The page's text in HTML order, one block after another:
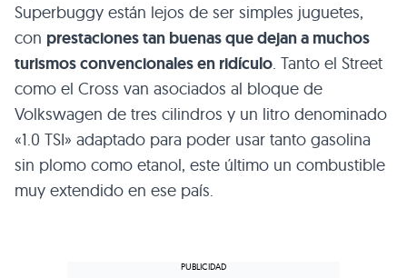
Superbuggy están lejos de ser simples juguetes,
con prestaciones tan buenas que dejan a muchos
turismos convencionales en ridículo. Tanto el Street
como el Cross van asociados al bloque de
Volkswagen de tres cilindros y un litro denominado
«1.0 TSI» adaptado para poder usar tanto gasolina
sin plomo como etanol, este último un combustible
muy extendido en ese país.